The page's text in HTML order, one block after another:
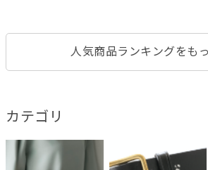
人気商品ランキングをも
カテゴリ